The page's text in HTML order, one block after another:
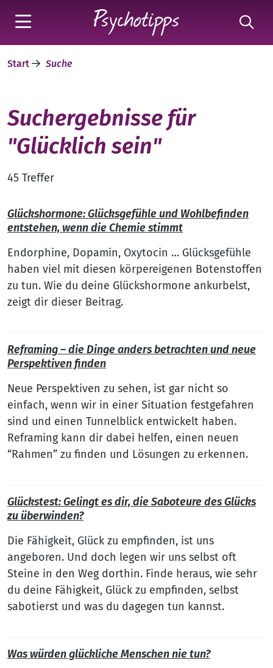
Start Suche
Suchergebnisse für
"Glücklich sein"
45 Treffer
Glückshormone: Glücksgefühle und Wohlbefinden
entstehen, wenn die Chemie stimmt
Endorphine, Dopamin, Oxytocin … Glücksgefühle
haben viel mit diesen körpereigenen Botenstoffen
zu tun. Wie du deine Glückshormone ankurbelst,
zeigt dir dieser Beitrag.
Reframing – die Dinge anders betrachten und neue
Perspektiven finden
Neue Perspektiven zu sehen, ist gar nicht so
einfach, wenn wir in einer Situation festgefahren
sind und einen Tunnelblick entwickelt haben.
Reframing kann dir dabei helfen, einen neuen
“Rahmen” zu finden und Lösungen zu erkennen.
Glückstest: Gelingt es dir, die Saboteure des Glücks
zu überwinden?
Die Fähigkeit, Glück zu empfinden, ist uns
angeboren. Und doch legen wir uns selbst oft
Steine in den Weg dorthin. Finde heraus, wie sehr
du deine Fähigkeit, Glück zu empfinden, selbst
sabotierst und was du dagegen tun kannst.
Was würden glückliche Menschen nie tun?